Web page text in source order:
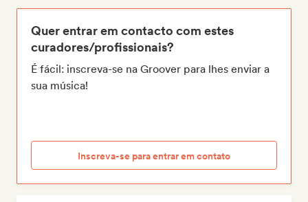
Quer entrar em contacto com estes
curadores/profissionais?
É fácil: inscreva-se na Groover para lhes enviar a
sua música!
Inscreva-se para entrar em contato